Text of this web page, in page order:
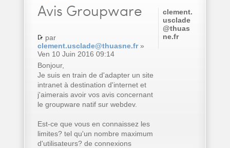
Avis Groupware
par
clement.usclade@thuasne.fr»
Ven 10 Juin 2016 09:14
Bonjour,
Je suis en train de d'adapter un site
intranet à destination d'internet et
j'aimerais avoir vos avis concernant
le groupware natif sur webdev.
Est-ce que vous en connaissez les
limites? tel qu'un nombre maximum
d'utilisateurs? de connexions
clement.
usclade
@thuas
ne.fr